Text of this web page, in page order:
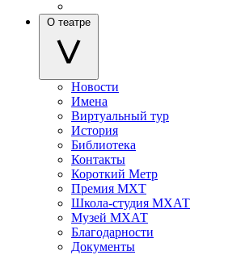
О театре
Новости
Имена
Виртуальный тур
История
Библиотека
Контакты
Короткий Метр
Премия МХТ
Школа-студия МХАТ
Музей МХАТ
Благодарности
Документы